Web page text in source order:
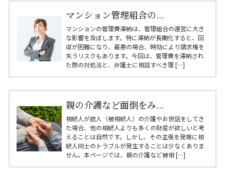
マンション管理組合の...
マンションの管理費滞納は、管理組合の運営に大き
な影響を及ぼします。特に滞納が長期化すると、回
収が困難になり、最悪の場合、時効により請求権を
失うリスクもあります。今回は、管理費を滞納され
た際の対処法と、弁護士に相談すべき理 […]
親の介護など面倒をみ...
相続人が故人（被相続人）の介護やお世話をしてき
た場合、他の相続人よりも多くの財産が欲しいと考
えることは自然です。しかし、その主張を発端に相
続人同士のトラブルが発生することは少なくありま
せん。本ページでは、親の介護など被相 […]